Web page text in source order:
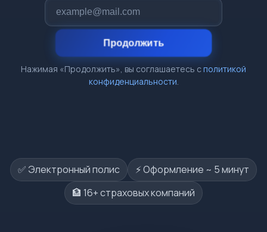
Продолжить
Нажимая «Продолжить», вы соглашаетесь сполитикой
конфиденциальности.
✅ Электронный полис
⚡️ Оформление ~ 5 минут
🏦 16+ страховых компаний